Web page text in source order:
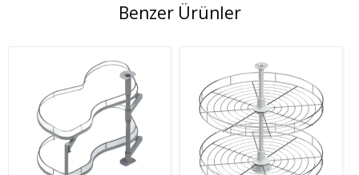
Benzer Ürünler